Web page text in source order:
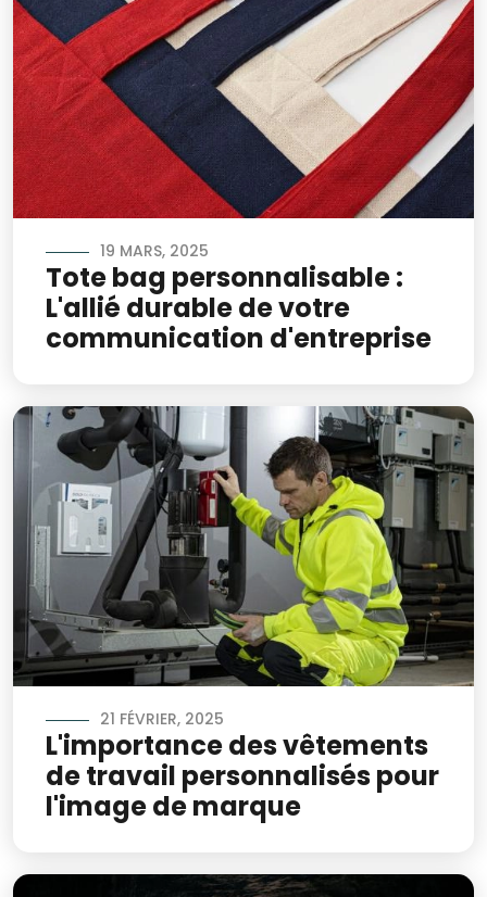
19 MARS, 2025
Tote bag personnalisable :
L'allié durable de votre
communication d'entreprise
Image
21 FÉVRIER, 2025
L'importance des vêtements
de travail personnalisés pour
l'image de marque
Image